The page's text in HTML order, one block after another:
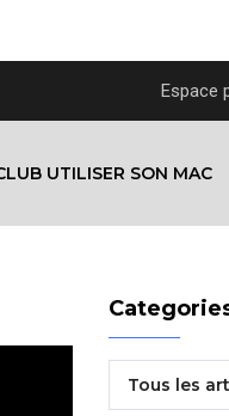
Espace
UTILISER SON MAC
Tous les